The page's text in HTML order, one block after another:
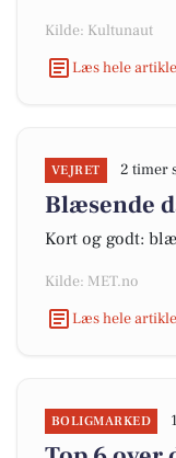
Kilde: Kultunaut
Læs hele
VEJRET 2 timer
Blæsende
Kort og godt:
Kilde: MET.no
Læs hele
BOLIGMARKED